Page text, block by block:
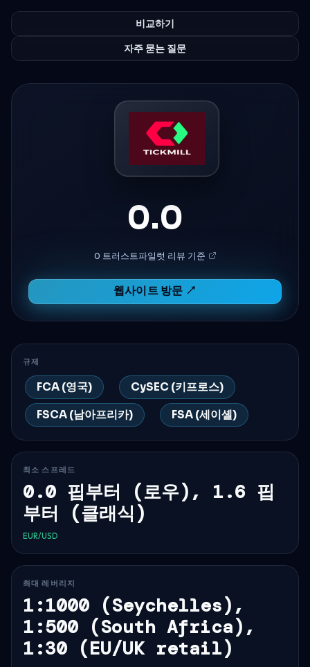
비교하기
자주 묻는 질문
0.0
0 트러스트파일럿 리뷰 기준
웹사이트 방문 ↗
규제
FCA (영국)
CySEC (키프로스)
FSCA (남아프리카)
FSA (세이셸)
최소 스프레드
0.0 핍부터 (로우), 1.6 핍
부터 (클래식)
EUR/USD
최대 레버리지
1:1000 (Seychelles),
1:500 (South Africa),
1:30 (EU/UK retail)